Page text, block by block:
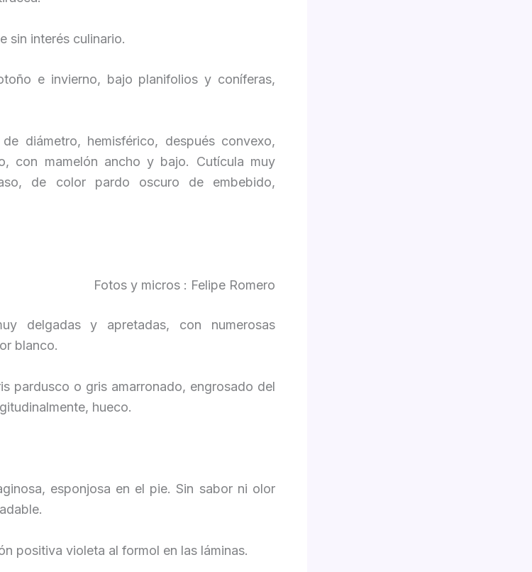
sin interés culinario.
e invierno, bajo planifolios y coníferas,
diámetro, hemisférico, después convexo,
con mamelón ancho y bajo. Cutícula muy
de color pardo oscuro de embebido,
Fotos y micros : Felipe Romero
delgadas y apretadas, con numerosas
blanco.
pardusco o gris amarronado, engrosado del
hueco.
esponjosa en el pie. Sin sabor ni olor
positiva violeta al formol en las láminas.